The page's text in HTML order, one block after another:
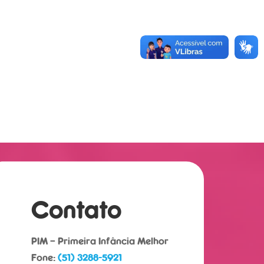
Contato
PIM – Primeira Infância Melhor
Fone: (51) 3288-5921